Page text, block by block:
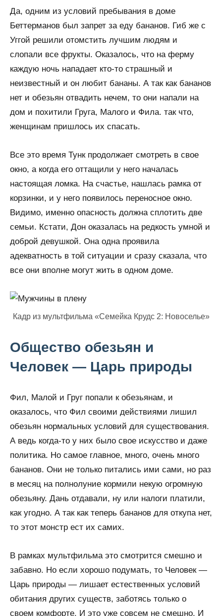
Да, одним из условий пребывания в доме
Беттерманов был запрет за еду бананов. Гиб же с
Уггой решили отомстить лучшим людям и
слопали все фрукты. Оказалось, что на ферму
каждую ночь нападает кто-то страшный и
неизвестный и он любит бананы. А так как бананов
нет и обезьян отвадить нечем, то они напали на
дом и похитили Груга, Малого и Фила. так что,
женщинам пришлось их спасать.
Все это время Тунк продолжает смотреть в свое
окно, а когда его оттащили у него началась
настоящая ломка. На счастье, нашлась рамка от
корзинки, и у него появилось переносное окно.
Видимо, именно опасность должна сплотить две
семьи. Кстати, Дон оказалась на редкость умной и
доброй девушкой. Она одна проявила
адекватность в той ситуации и сразу сказала, что
все они вполне могут жить в одном доме.
Кадр из мультфильма «Семейка Крудс 2: Новоселье»
Общество обезьян и
Человек — Царь природы
Фил, Малой и Груг попали к обезьянам, и
оказалось, что Фил своими действиями лишил
обезьян нормальных условий для существования.
А ведь когда-то у них было свое искусство и даже
политика. Но самое главное, много, очень много
бананов. Они не только питались ими сами, но раз
в месяц на полнолуние кормили некую огромную
обезьяну. Дань отдавали, ну или налоги платили,
как угодно. А так как теперь бананов для откупа нет,
то этот монстр ест их самих.
В рамках мультфильма это смотрится смешно и
забавно. Но если хорошо подумать, то Человек —
Царь природы — лишает естественных условий
обитания других существ, заботясь только о
своем комфорте. И это уже совсем не смешно. И